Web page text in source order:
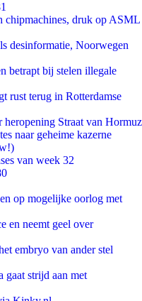
chipmachines, druk op ASML
desinformatie, Noorwegen
betrapt bij stelen illegale
rust terug in Rotterdamse
heropening Straat van Hormuz
naar geheime kazerne
van week 32
op mogelijke oorlog met
en neemt geel over
embryo van ander stel
gaat strijd aan met